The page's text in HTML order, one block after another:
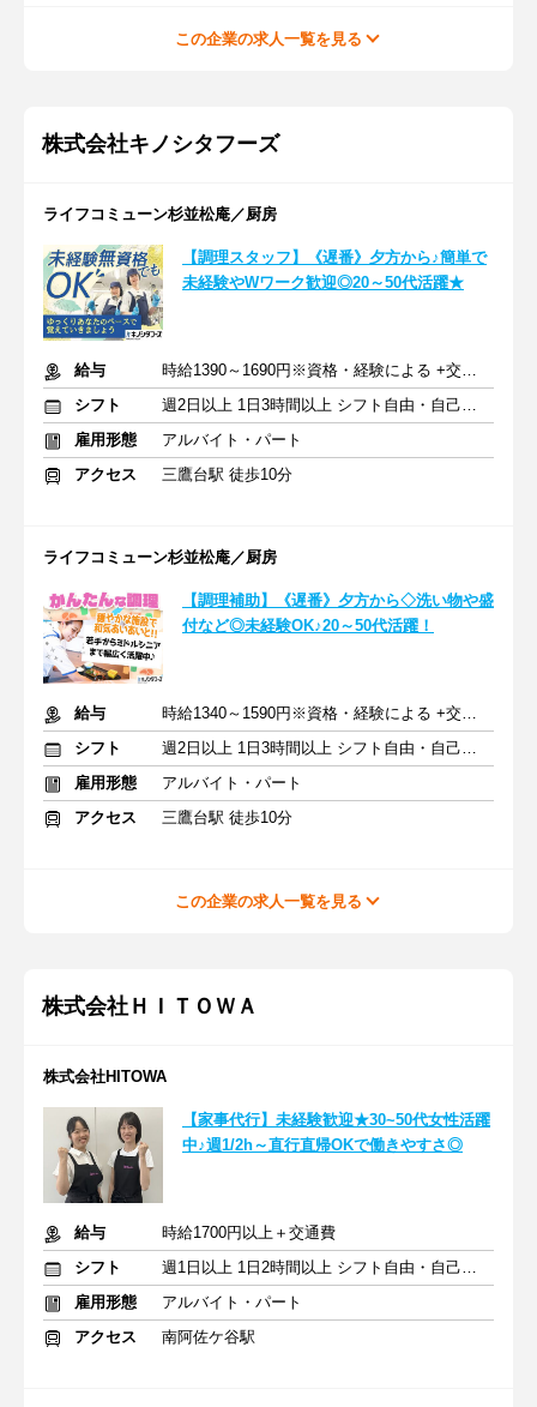
この企業の求人一覧を見る
株式会社キノシタフーズ
ライフコミューン杉並松庵／厨房
【調理スタッフ】《遅番》夕方から♪簡単で
未経験やWワーク歓迎◎20～50代活躍★
給与
時給1390～1690円※資格・経験による +交通費支給
シフト
週2日以上 1日3時間以上 シフト自由・自己申告
雇用形態
アルバイト・パート
アクセス
三鷹台駅 徒歩10分
ライフコミューン杉並松庵／厨房
【調理補助】《遅番》夕方から◇洗い物や盛
付など◎未経験OK♪20～50代活躍！
給与
時給1340～1590円※資格・経験による +交通費支給
シフト
週2日以上 1日3時間以上 シフト自由・自己申告
雇用形態
アルバイト・パート
アクセス
三鷹台駅 徒歩10分
この企業の求人一覧を見る
株式会社ＨＩＴＯＷＡ
株式会社HITOWA
【家事代行】未経験歓迎★30~50代女性活躍
中♪週1/2h～直行直帰OKで働きやすさ◎
給与
時給1700円以上＋交通費
シフト
週1日以上 1日2時間以上 シフト自由・自己申告
雇用形態
アルバイト・パート
アクセス
南阿佐ケ谷駅